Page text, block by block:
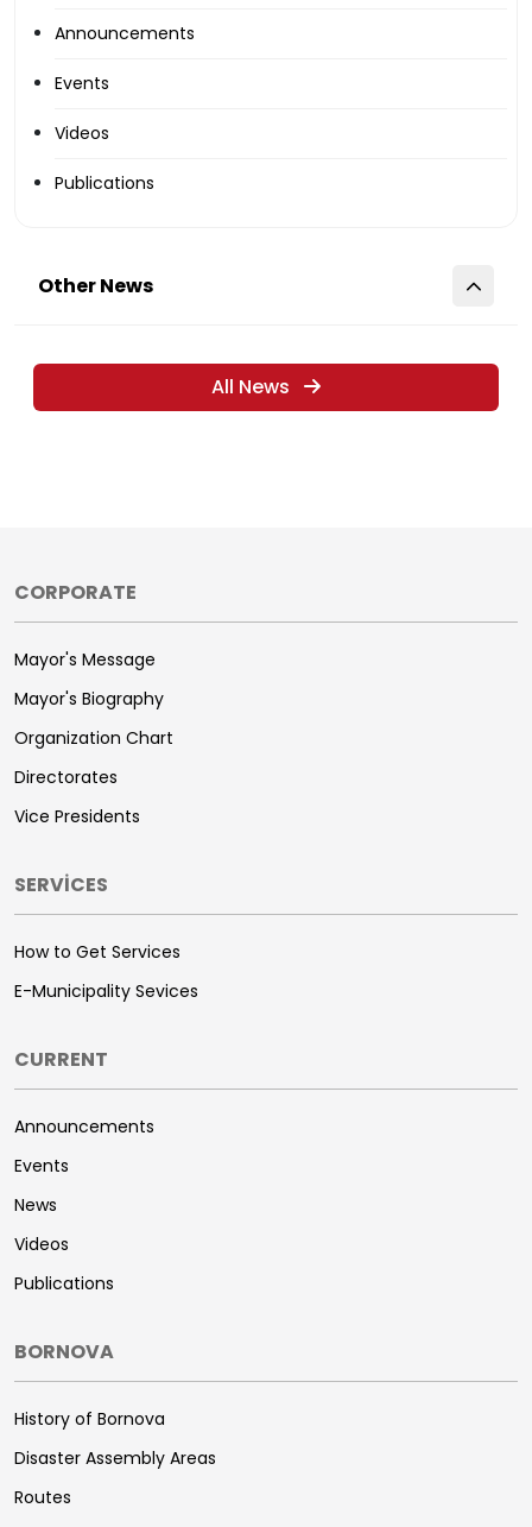
Announcements
Events
Videos
Publications
Other News
All News
CORPORATE
Mayor's Message
Mayor's Biography
Organization Chart
Directorates
Vice Presidents
SERVİCES
How to Get Services
E-Municipality Sevices
CURRENT
Announcements
Events
News
Videos
Publications
BORNOVA
History of Bornova
Disaster Assembly Areas
Routes